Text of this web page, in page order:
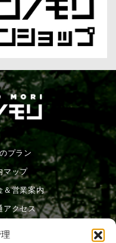
プラン
マップ
＆営業案内
アクセス